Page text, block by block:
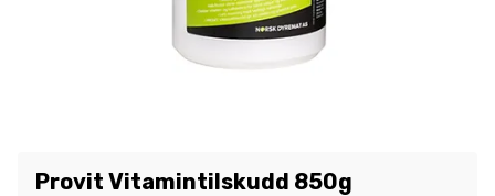
Provit Vitamintilskudd 850g